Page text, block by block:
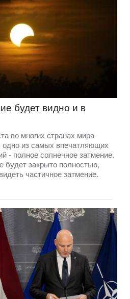
будет видно и в
во многих странах мира
из самых впечатляющих
- полное солнечное затмение.
будет закрыто полностью,
частичное затмение.